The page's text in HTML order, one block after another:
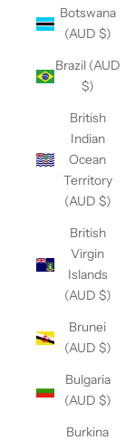
Botswana
(AUD $)
Brazil (AUD
$)
British
Indian
Ocean
Territory
(AUD $)
British
Virgin
Islands
(AUD $)
Brunei
(AUD $)
Bulgaria
(AUD $)
Burkina